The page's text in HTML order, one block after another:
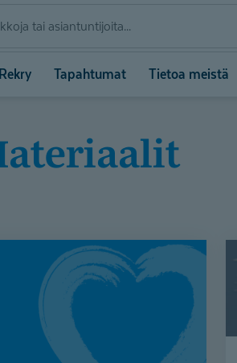
Rekry Tapahtumat Tietoa meistä
Materiaalit